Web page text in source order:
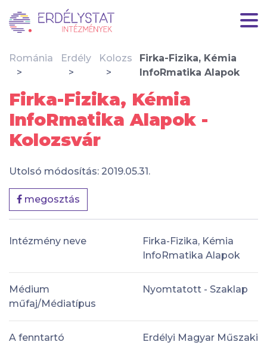
Románia Erdély Kolozs
Firka-Fizika, Kémia
InfoRmatika Alapok
Firka-Fizika, Kémia
InfoRmatika Alapok -
Kolozsvár
Utolsó módosítás: 2019.05.31.
megosztás
Intézmény neve
Firka-Fizika, Kémia
InfoRmatika Alapok
Médium
műfaj/Médiatípus
Nyomtatott - Szaklap
A fenntartó
Erdélyi Magyar Műszaki